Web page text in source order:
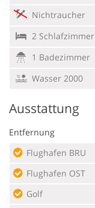
Nichtraucher
2 Schlafzimmer
1 Badezimmer
Wasser 2000
Ausstattung
Entfernung
Flughafen BRU
Flughafen OST
Golf